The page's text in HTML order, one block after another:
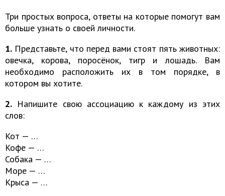
Три простых вопроса, ответы на которые помогут вам
больше узнать о своей личности.
1. Представьте, что перед вами стоят пять животных:
овечка, корова, поросёнок, тигр и лошадь. Вам
необходимо расположить их в том порядке, в
котором вы хотите.
2. Напишите свою ассоциацию к каждому из этих
слов:
Кот — …
Кофе — …
Собака — …
Море — …
Крыса — …